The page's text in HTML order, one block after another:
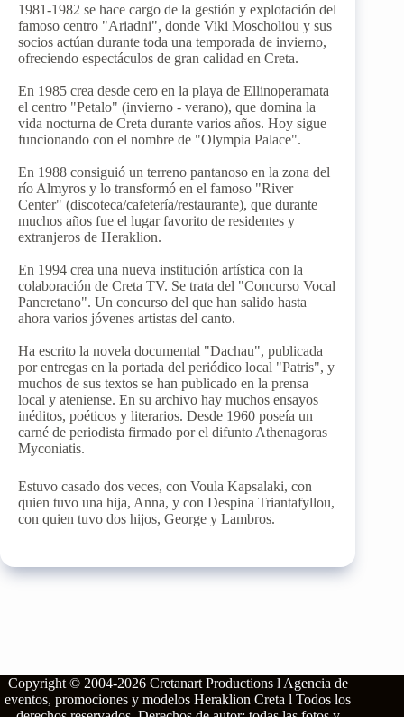
1981-1982 se hace cargo de la gestión y explotación del
famoso centro "Ariadni", donde Viki Moscholiou y sus
socios actúan durante toda una temporada de invierno,
ofreciendo espectáculos de gran calidad en Creta.
En 1985 crea desde cero en la playa de Ellinoperamata
el centro "Petalo" (invierno - verano), que domina la
vida nocturna de Creta durante varios años. Hoy sigue
funcionando con el nombre de "Olympia Palace".
En 1988 consiguió un terreno pantanoso en la zona del
río Almyros y lo transformó en el famoso "River
Center" (discoteca/cafetería/restaurante), que durante
muchos años fue el lugar favorito de residentes y
extranjeros de Heraklion.
En 1994 crea una nueva institución artística con la
colaboración de Creta TV. Se trata del "Concurso Vocal
Pancretano". Un concurso del que han salido hasta
ahora varios jóvenes artistas del canto.
Ha escrito la novela documental "Dachau", publicada
por entregas en la portada del periódico local "Patris", y
muchos de sus textos se han publicado en la prensa
local y ateniense. En su archivo hay muchos ensayos
inéditos, poéticos y literarios. Desde 1960 poseía un
carné de periodista firmado por el difunto Athenagoras
Myconiatis.
Estuvo casado dos veces, con Voula Kapsalaki, con
quien tuvo una hija, Anna, y con Despina Triantafyllou,
con quien tuvo dos hijos, George y Lambros.
Copyright © 2004-2026 Cretanart Productions l Agencia de
eventos, promociones y modelos Heraklion Creta lTodos los